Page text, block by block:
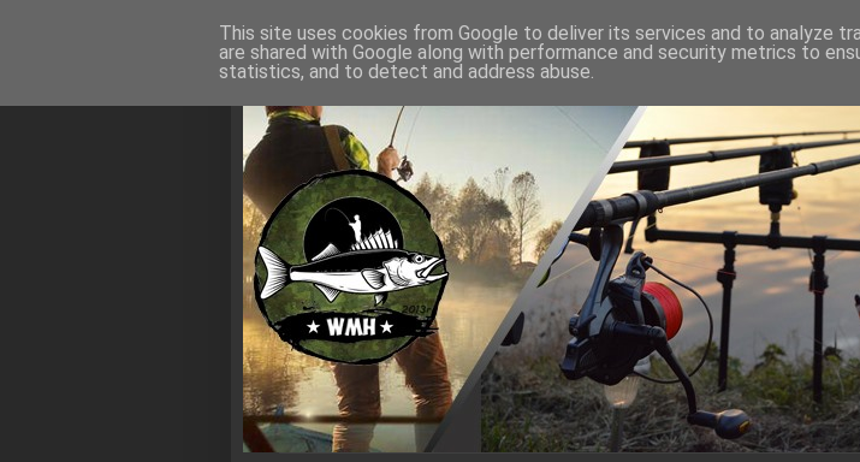
This site uses cookies from Google to deliver its services and to analyze
are shared with Google along with performance and security metrics to
statistics, and to detect and address abuse.